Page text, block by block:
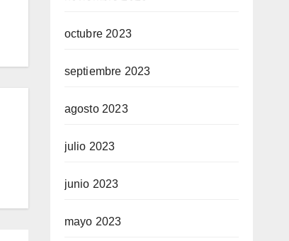
octubre 2023
septiembre 2023
agosto 2023
julio 2023
junio 2023
mayo 2023